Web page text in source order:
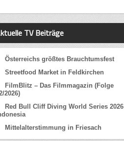
TV Beiträge
Österreichs größtes Brauchtumsfest
Streetfood Market in Feldkirchen
FilmBlitz – Das Filmmagazin (Folge
2026)
Red Bull Cliff Diving World Series 2026
Mittelalterstimmung in Friesach